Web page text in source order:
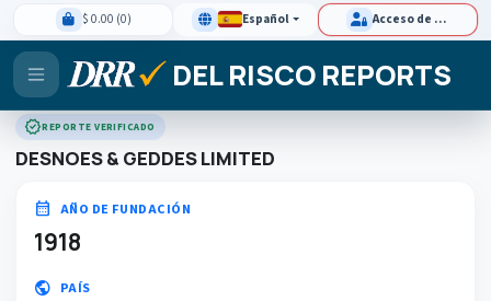
$ 0.00 (0) Español Acceso de clientes
DEL RISCO REPORTS
verifiedREPORTE VERIFICADO
DESNOES & GEDDES LIMITED
calendar_month AÑO DE FUNDACIÓN
1918
public PAÍS